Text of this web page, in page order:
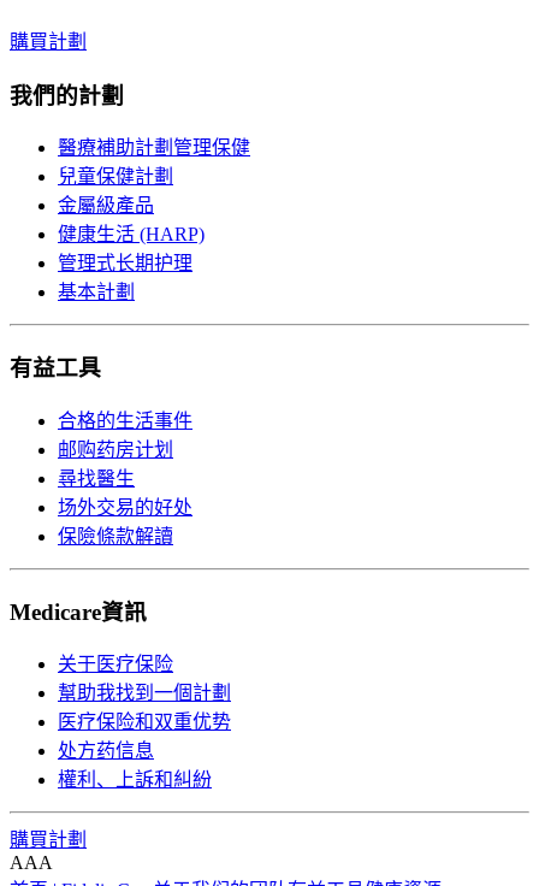
購買計劃
我們的計劃
醫療補助計劃管理保健
兒童保健計劃
金屬級產品
健康生活 (HARP)
管理式长期护理
基本計劃
有益工具
合格的生活事件
邮购药房计划
尋找醫生
场外交易的好处
保險條款解讀
Medicare資訊
关于医疗保险
幫助我找到一個計劃
医疗保险和双重优势
处方药信息
權利、上訴和糾紛
購買計劃
AAA